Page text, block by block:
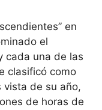
en
el
cada una de las
clasificó como
vista de su año,
de horas de